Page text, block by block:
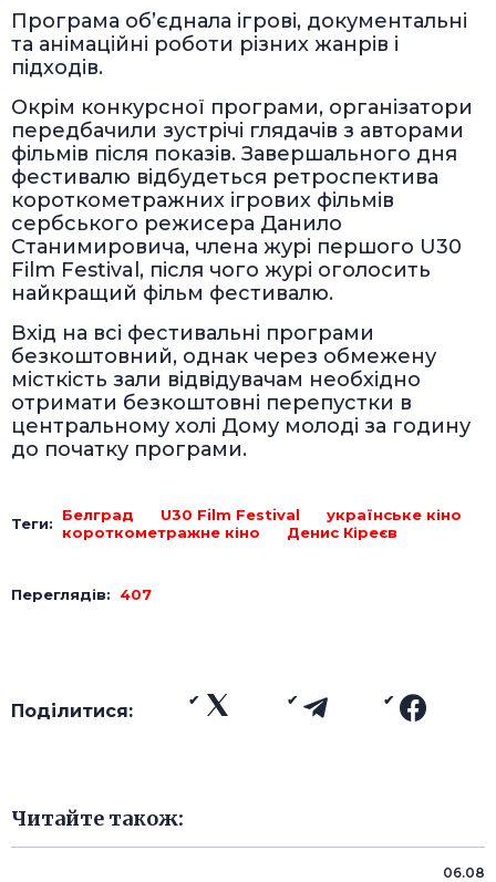
Програма об’єднала ігрові, документальні
та анімаційні роботи різних жанрів і
підходів.
Окрім конкурсної програми, організатори
передбачили зустрічі глядачів з авторами
фільмів після показів. Завершального дня
фестивалю відбудеться ретроспектива
короткометражних ігрових фільмів
сербського режисера Данило
Станимировича, члена журі першого U30
Film Festival, після чого журі оголосить
найкращий фільм фестивалю.
Вхід на всі фестивальні програми
безкоштовний, однак через обмежену
місткість зали відвідувачам необхідно
отримати безкоштовні перепустки в
центральному холі Дому молоді за годину
до початку програми.
Теги: Белград U30 Film Festival
українське кіно
короткометражне кіно
Денис Кіреєв
Переглядів: 407
Поділитися:
Читайте також:
06.08